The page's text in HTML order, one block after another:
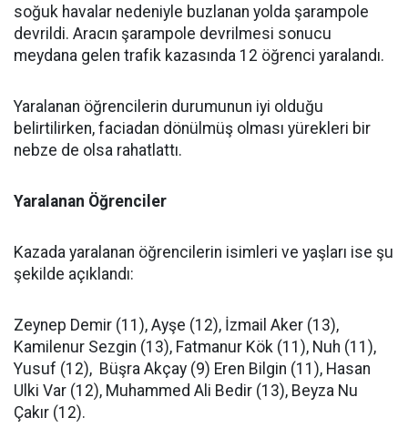
soğuk havalar nedeniyle buzlanan yolda şarampole
devrildi. Aracın şarampole devrilmesi sonucu
meydana gelen trafik kazasında 12 öğrenci yaralandı.
Yaralanan öğrencilerin durumunun iyi olduğu
belirtilirken, faciadan dönülmüş olması yürekleri bir
nebze de olsa rahatlattı.
Yaralanan Öğrenciler
Kazada yaralanan öğrencilerin isimleri ve yaşları ise şu
şekilde açıklandı:
Zeynep Demir (11), Ayşe (12), İzmail Aker (13),
Kamilenur Sezgin (13), Fatmanur Kök (11), Nuh (11),
Yusuf (12), Büşra Akçay (9) Eren Bilgin (11), Hasan
Ulki Var (12), Muhammed Ali Bedir (13), Beyza Nu
Çakır (12).